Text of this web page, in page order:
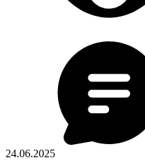
24.06.2025